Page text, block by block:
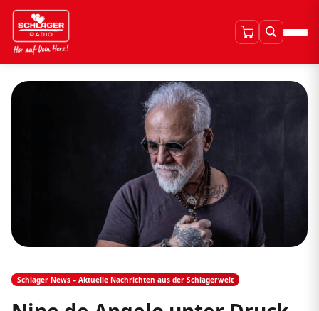
Schlager News – Aktuelle Nachrichten aus der Schlagerwelt